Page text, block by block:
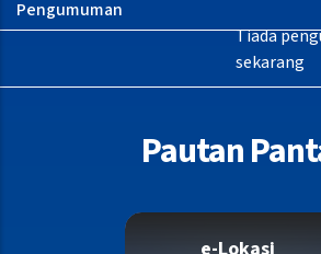
Tiada
sekarang
Pautan